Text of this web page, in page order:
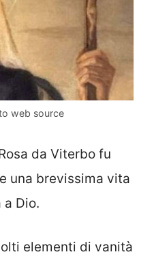
web source
da Viterbo fu
una brevissima vita
Dio.
elementi di vanità